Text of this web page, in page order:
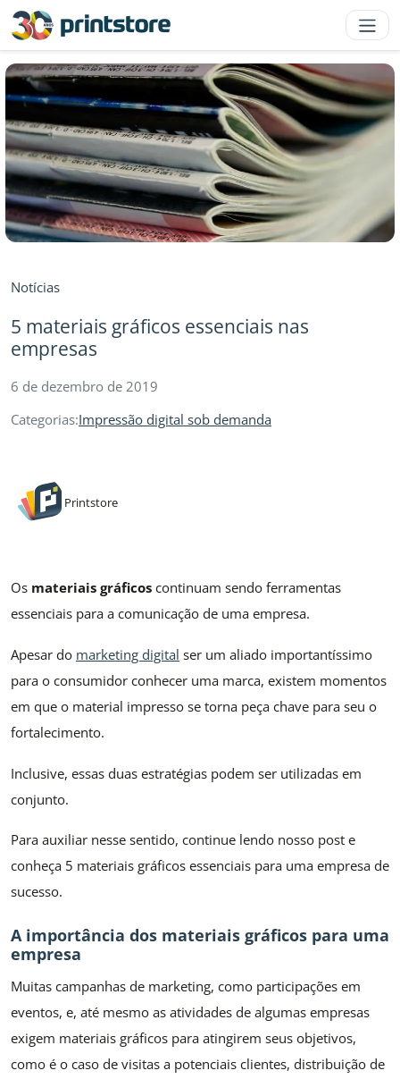
Notícias
5 materiais gráficos essenciais nas
empresas
6 de dezembro de 2019
Categorias:Impressão digital sob demanda
Printstore
Os materiais gráficos continuam sendo ferramentas
essenciais para a comunicação de uma empresa.
Apesar do marketing digital ser um aliado importantíssimo
para o consumidor conhecer uma marca, existem momentos
em que o material impresso se torna peça chave para seu o
fortalecimento.
Inclusive, essas duas estratégias podem ser utilizadas em
conjunto.
Para auxiliar nesse sentido, continue lendo nosso post e
conheça 5 materiais gráficos essenciais para uma empresa de
sucesso.
A importância dos materiais gráficos para uma
empresa
Muitas campanhas de marketing, como participações em
eventos, e, até mesmo as atividades de algumas empresas
exigem materiais gráficos para atingirem seus objetivos,
como é o caso de visitas a potenciais clientes, distribuição de